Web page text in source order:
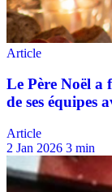
Article
2 Jan 2026 3 min